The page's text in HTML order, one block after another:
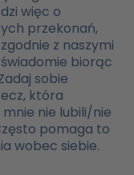
więc o
przekonań,
z naszymi
biorąc
sobie
która
nie lubili/nie
pomaga to
wobec siebie.